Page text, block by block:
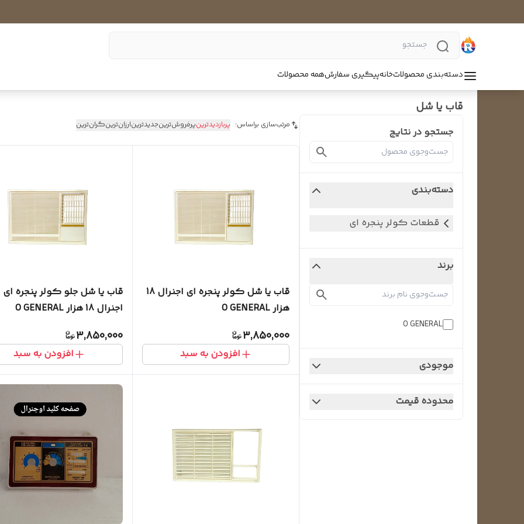
دسته‌بندی محصولاتخانهپیگیری سفارشهمه محصولات
قاب یا شل
جستجو در نتایج
دسته‌بندی
قطعات کولر پنجره ای
برند
O GENERAL
موجودی
محدوده قیمت
مرتب‌سازی براساس: پربازدیدترینپرفروش‌ترینجدیدترینارزان‌ترینگران‌ترین
قاب یا شل کولر پنجره ای اجنرال 18
هزار O GENERAL
3,850,000
افزودن به سبد
قاب یا شل جلو کولر پنجره ای
اجنرال 18 هزار O GENERAL
3,850,000
افزودن به سبد